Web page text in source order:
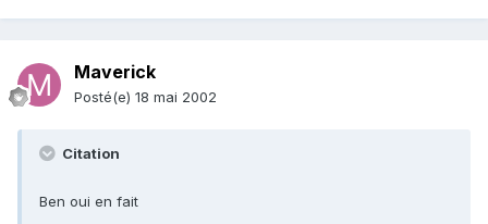
Maverick
Posté(e) 18 mai 2002
Citation
Ben oui en fait